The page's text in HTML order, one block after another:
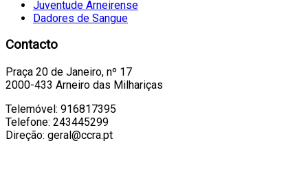
Juventude Arneirense
Dadores de Sangue
Contacto
Praça 20 de Janeiro, nº 17
2000-433 Arneiro das Milhariças
Telemóvel: 916817395
Telefone: 243445299
Direção: geral@ccra.pt